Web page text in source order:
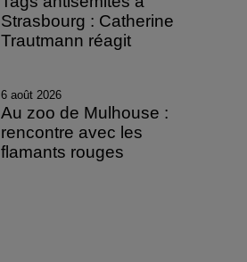
Strasbourg : Catherine
Trautmann réagit
6 août 2026
Au zoo de Mulhouse :
rencontre avec les
flamants rouges